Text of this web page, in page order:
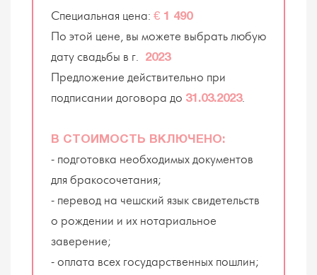
Специальная цена: € 1 490
По этой цене, вы можете выбрать любую
дату свадьбы в г.
2023
Предложение действительно при
подписании договора до 31.03.2023.
В СТОИМОСТЬ ВКЛЮЧЕНО:
- подготовка необходимых документов
для бракосочетания;
- перевод на чешский язык свидетельств
о рождении и их нотариальное
заверение;
- оплата всех государственных пошлин;